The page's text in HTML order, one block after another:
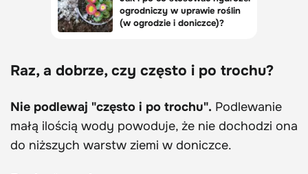
Raz, a dobrze, czy często i po trochu?
Nie podlewaj "często i po trochu". Podlewanie
małą ilością wody powoduje, że nie dochodzi ona
do niższych warstw ziemi w doniczce.